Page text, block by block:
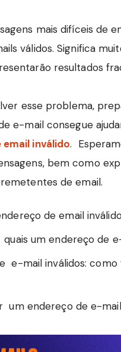
mais difíceis de
válidos. Significa
resultados
esse problema,
e-mail consegue
email inválido.
bem como
de email.
de email
quais um endereço de
e-mail inválidos:
um endereço de e-